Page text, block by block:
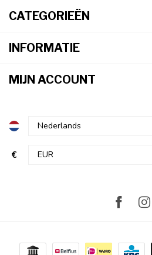
CATEGORIEËN
INFORMATIE
MIJN ACCOUNT
€